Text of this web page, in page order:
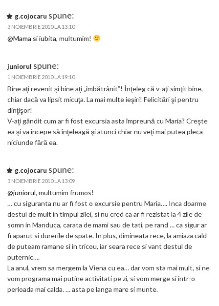
g.cojocaru spune:
3 NOIEMBRIE 2010 LA 13:10
@Mama si iubita, multumim!
juniorul spune:
1 NOIEMBRIE 2010 LA 19:10
Bine aţi revenit şi bine aţi „îmbătrânit”! Înţeleg că v-aţi simţit bine,
chiar dacă va lipsit micuţa. La mai multe ieşiri! Felicitări şi pentru
dinţişor!
V-aţi gândit cum ar fi fost excursia asta împreună cu Maria? Creşte
ea şi va începe să înţeleagă şi atunci chiar nu veţi mai putea pleca
niciunde fără ea.
g.cojocaru spune:
3 NOIEMBRIE 2010 LA 13:09
@juniorul, multumim frumos!
… cu siguranta nu ar fi fost o excursie pentru Maria…. Inca doarme
destul de mult in timpul zilei, si nu cred ca ar fi rezistat la 4 zile de
somn in Manduca, carata de mami sau de tati, pe rand … ca sigur ar
fi aparut si durerile de spate. In plus, dimineata rece, la amiaza cald
de puteam ramane si in tricou, iar seara rece si vant destul de
puternic….
La anul, vrem sa mergem la Viena cu ea… dar vom sta mai mult, si ne
vom programa mai putine activitati pe zi, si vom merge si intr-o
perioada mai calda. … asta pe langa mare si munte.